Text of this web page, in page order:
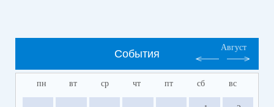
События
Август
пн вт ср чт пт сб вс